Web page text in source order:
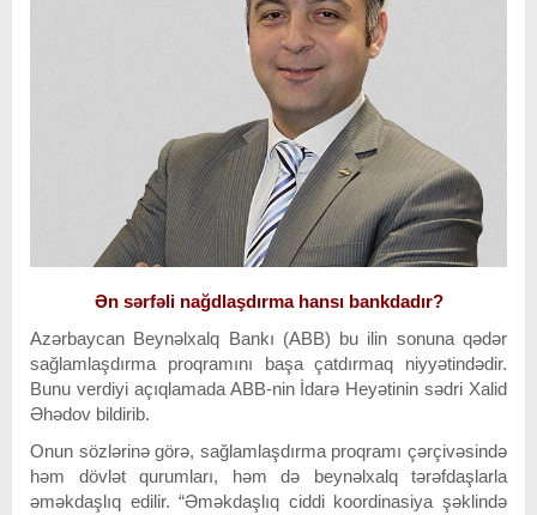
Ən sərfəli nağdlaşdırma hansı bankdadır?
Azərbaycan Beynəlxalq Bankı (ABB) bu ilin sonuna qədər
sağlamlaşdırma proqramını başa çatdırmaq niyyətindədir.
Bunu verdiyi açıqlamada ABB-nin İdarə Heyətinin sədri Xalid
Əhədov bildirib.
Onun sözlərinə görə, sağlamlaşdırma proqramı çərçivəsində
həm dövlət qurumları, həm də beynəlxalq tərəfdaşlarla
əməkdaşlıq edilir. “Əməkdaşlıq ciddi koordinasiya şəklində